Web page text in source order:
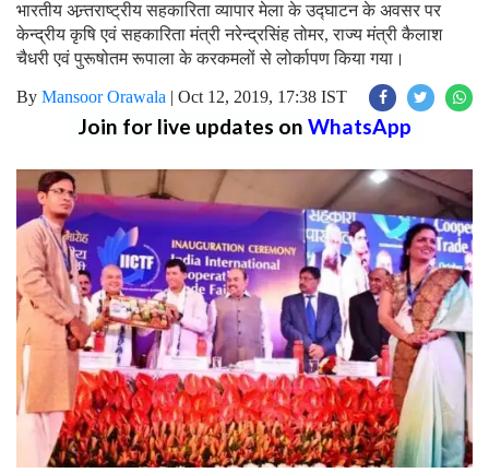
भारतीय अन्र्तराष्ट्रीय सहकारिता व्यापार मेला के उद्घाटन के अवसर पर
केन्द्रीय कृषि एवं सहकारिता मंत्री नरेन्द्रसिंह तोमर, राज्य मंत्री कैलाश
चैधरी एवं पुरूषोतम रूपाला के करकमलों से लोर्कापण किया गया।
By Mansoor Orawala | Oct 12, 2019, 17:38 IST
Join for live updates on WhatsApp